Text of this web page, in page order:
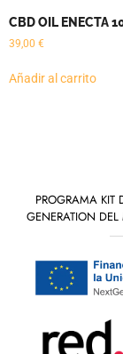
CBD OIL ENECTA
39,00 €
Añadir al carrito
PROGRAMA KIT
GENERATION